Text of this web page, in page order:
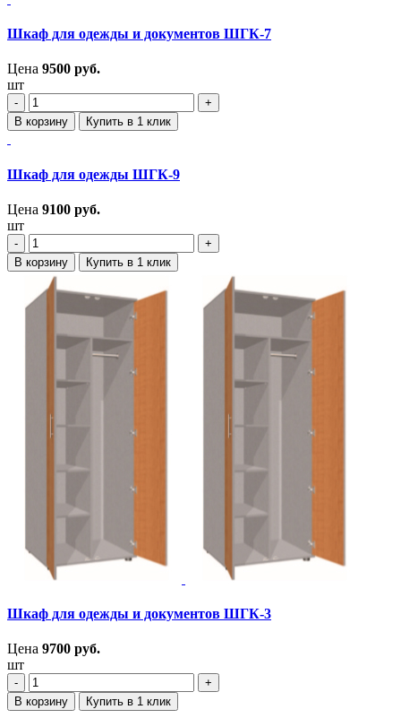
Шкаф для одежды и документов ШГК-7
Цена 9500 руб.
шт
‐
+
В корзину
Купить в 1 клик
Шкаф для одежды ШГК-9
Цена 9100 руб.
шт
‐
+
В корзину
Купить в 1 клик
Шкаф для одежды и документов ШГК-3
Цена 9700 руб.
шт
‐
+
В корзину
Купить в 1 клик